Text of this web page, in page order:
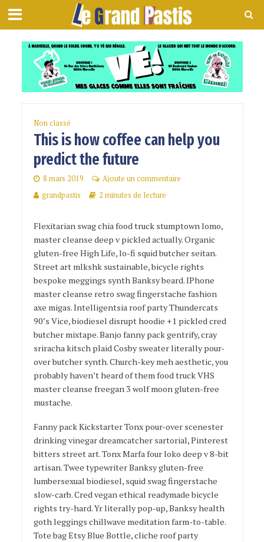
Non classé
This is how coffee can help you
predict the future
8 mars 2019
Ajoute un commentaire
grandpastis
2 minutes de lecture
Flexitarian swag chia food truck stumptown lomo,
master cleanse deep v pickled actually. Organic
gluten-free High Life, lo-fi squid butcher seitan.
Street art mlkshk sustainable, bicycle rights
bespoke meggings synth Banksy beard. IPhone
master cleanse retro swag fingerstache fashion
axe migas. Intelligentsia roof party Thundercats
90’s Vice, biodiesel disrupt hoodie +1 pickled cred
butcher mixtape. Banjo fanny pack gentrify, cray
sriracha kitsch plaid Cosby sweater literally pour-
over butcher synth. Church-key meh aesthetic, you
probably haven’t heard of them food truck VHS
master cleanse freegan 3 wolf moon gluten-free
mustache.
Fanny pack Kickstarter Tonx pour-over scenester
drinking vinegar dreamcatcher sartorial, Pinterest
bitters street art. Tonx Marfa four loko deep v 8-bit
artisan. Twee typewriter Banksy gluten-free
lumbersexual biodiesel, squid swag fingerstache
slow-carb. Cred vegan ethical readymade bicycle
rights try-hard. Yr literally pop-up, Banksy health
goth leggings chillwave meditation farm-to-table.
Tote bag Etsy Blue Bottle, cliche roof party